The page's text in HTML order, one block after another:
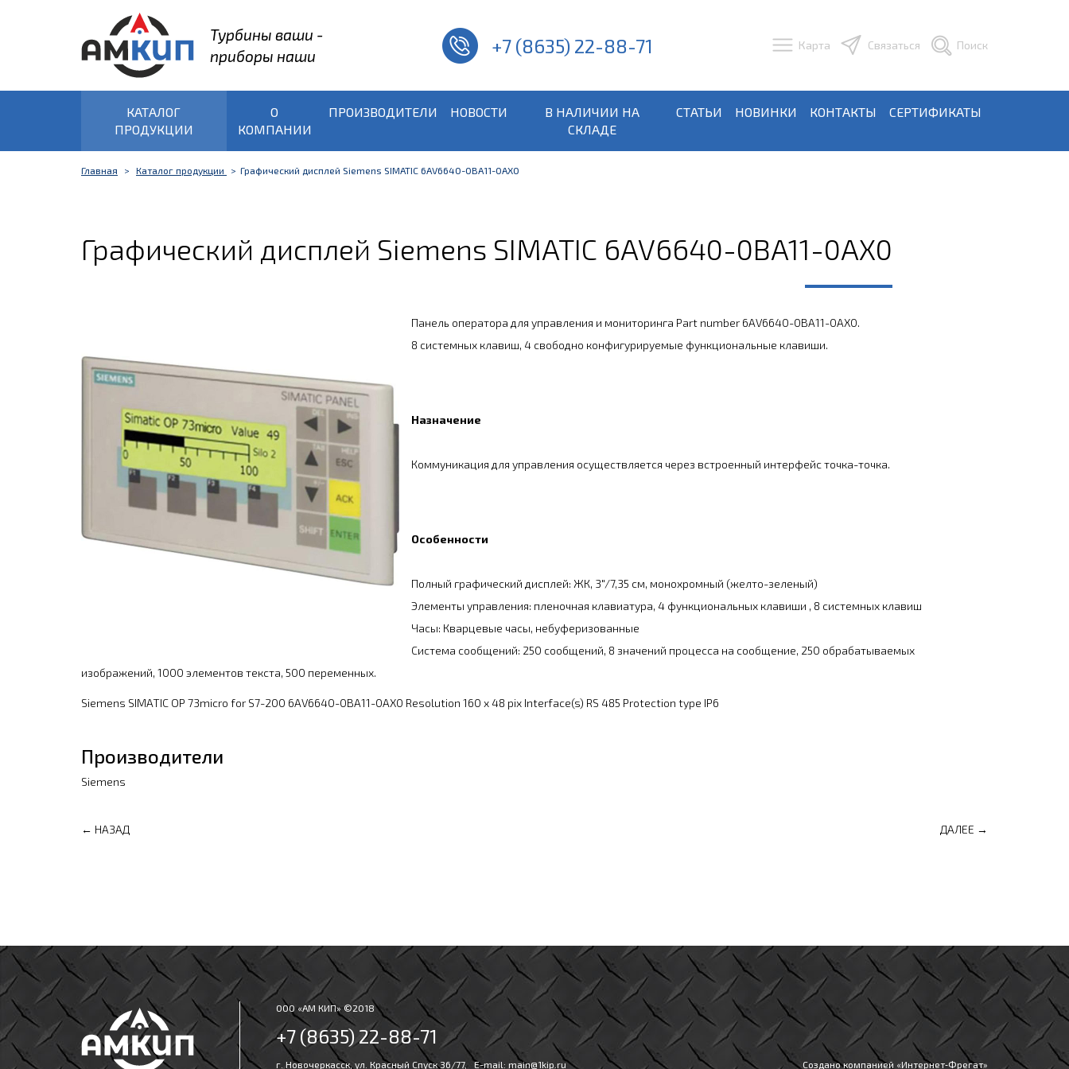
Турбины ваши -
приборы наши
+7 (8635) 22-88-71 Карта Связаться Поиск
КАТАЛОГ
ПРОДУКЦИИ
О
КОМПАНИИ
ПРОИЗВОДИТЕЛИ НОВОСТИ
В НАЛИЧИИ НА
СКЛАДЕ
СТАТЬИ НОВИНКИ КОНТАКТЫ СЕРТИФИКАТЫ
Главная Каталог продукции Графический дисплей Siemens SIMATIC 6AV6640-0BA11-0AX0
Графический дисплей Siemens SIMATIC 6AV6640-0BA11-0AX0
Панель оператора для управления и мониторинга Part number 6AV6640-0BA11-0AX0.
8 системных клавиш, 4 свободно конфигурируемые функциональные клавиши.
Назначение
Коммуникация для управления осуществляется через встроенный интерфейс точка-точка.
Особенности
Полный графический дисплей: ЖК, 3"/7,35 см, монохромный (желто-зеленый)
Элементы управления: пленочная клавиатура, 4 функциональных клавиши , 8 системных клавиш
Часы: Кварцевые часы, небуферизованные
Система сообщений: 250 сообщений, 8 значений процесса на сообщение, 250 обрабатываемых
изображений, 1000 элементов текста, 500 переменных.
Siemens SIMATIC OP 73micro for S7-200 6AV6640-0BA11-0AX0 Resolution 160 x 48 pix Interface(s) RS 485 Protection type IP6
Производители
Siemens
← НАЗАД ДАЛЕЕ →
ООО «АМ КИП» ©2018
+7 (8635) 22-88-71
г. Новочеркасск, ул. Красный Спуск 36/77, E-mail: main@1kip.ru Создано компанией «Интернет‑Фрегат»